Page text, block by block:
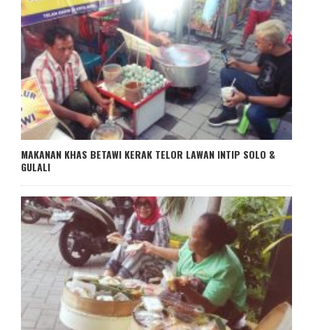
MAKANAN KHAS BETAWI KERAK TELOR LAWAN INTIP SOLO &
GULALI